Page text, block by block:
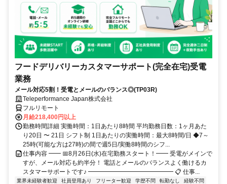
フードデリバリーカスタマーサポート(完全在宅)受電
業務
メール対応5割！受電とメールのバランス◎(TP03R)
Teleperformance Japan株式会社
フルリモート
月給218,400円以上
勤務時間詳細 実働時間：1日あたり8時間 平均勤務日数：1ヶ月あた
り20日 〜 21日 シフト制 1日あたりの実働時間：最大8時間/日 ◆7～
25時(可能な方は27時)の間で週5日/実働8時間のシフ...
仕事内容 ━━ 📅8月26日(水)在宅勤務スタート！━━ 受電がメインで
すが、メール対応も約半分！ 電話とメールのバランスよく働けるカ
スタマーサポートです♪ ━━━━━━━━━━━━━━ 📋 仕事...
業界未経験者歓迎 社員登用あり フリーター歓迎 学歴不問 転勤なし
経験不問